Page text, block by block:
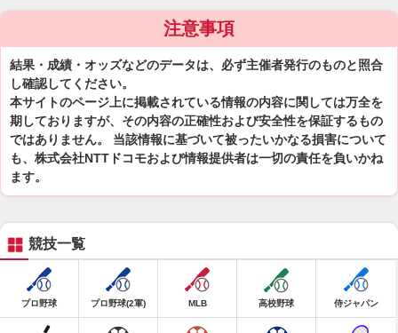
注意事項
結果・成績・オッズなどのデータは、必ず主催者発行のものと照合
し確認してください。
本サイトのページ上に掲載されている情報の内容に関しては万全を
期しておりますが、その内容の正確性および安全性を保証するもの
ではありません。 当該情報に基づいて被ったいかなる損害について
も、株式会社NTTドコモおよび情報提供者は一切の責任を負いかね
ます。
競技一覧
プロ野球 プロ野球(2軍) MLB 高校野球 侍ジャパン